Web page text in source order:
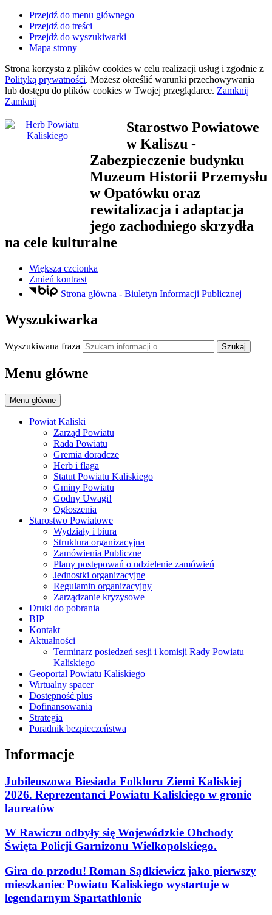
Przejdź do menu głównego
Przejdź do treści
Przejdź do wyszukiwarki
Mapa strony
Strona korzysta z plików cookies w celu realizacji usług i zgodnie z
Polityką prywatności. Możesz określić warunki przechowywania
lub dostępu do plików cookies w Twojej przeglądarce. Zamknij
Zamknij
Starostwo Powiatowe
w Kaliszu -
Zabezpieczenie budynku
Muzeum Historii Przemysłu
w Opatówku oraz
rewitalizacja i adaptacja
jego zachodniego skrzydła
na cele kulturalne
Większa czcionka
Zmień kontrast
Strona główna - Biuletyn Informacji Publicznej
Wyszukiwarka
Wyszukiwana fraza Szukaj
Menu główne
Menu główne
Powiat Kaliski
Zarząd Powiatu
Rada Powiatu
Gremia doradcze
Herb i flaga
Statut Powiatu Kaliskiego
Gminy Powiatu
Godny Uwagi!
Ogłoszenia
Starostwo Powiatowe
Wydziały i biura
Struktura organizacyjna
Zamówienia Publiczne
Plany postępowań o udzielenie zamówień
Jednostki organizacyjne
Regulamin organizacyjny
Zarządzanie kryzysowe
Druki do pobrania
BIP
Kontakt
Aktualności
Terminarz posiedzeń sesji i komisji Rady Powiatu
Kaliskiego
Geoportal Powiatu Kaliskiego
Wirtualny spacer
Dostępność plus
Dofinansowania
Strategia
Poradnik bezpieczeństwa
Informacje
Jubileuszowa Biesiada Folkloru Ziemi Kaliskiej
2026. Reprezentanci Powiatu Kaliskiego w gronie
laureatów
W Rawiczu odbyły się Wojewódzkie Obchody
Święta Policji Garnizonu Wielkopolskiego.
Gira do przodu! Roman Sądkiewicz jako pierwszy
mieszkaniec Powiatu Kaliskiego wystartuje w
legendarnym Spartathlonie